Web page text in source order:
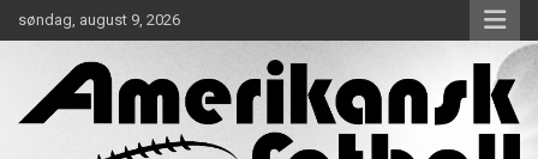
to
søndag, august 9, 2026